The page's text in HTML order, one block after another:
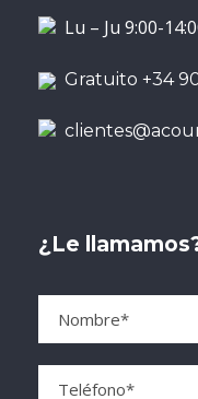
Lu – Ju 9:00-
Gratuito +34
¿Le